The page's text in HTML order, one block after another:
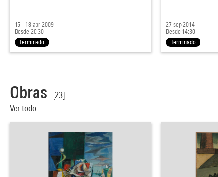
15 - 18 abr 2009
Desde 20:30
Terminado
27 sep 2014
Desde 14:30
Terminado
Obras
[23]
Ver todo